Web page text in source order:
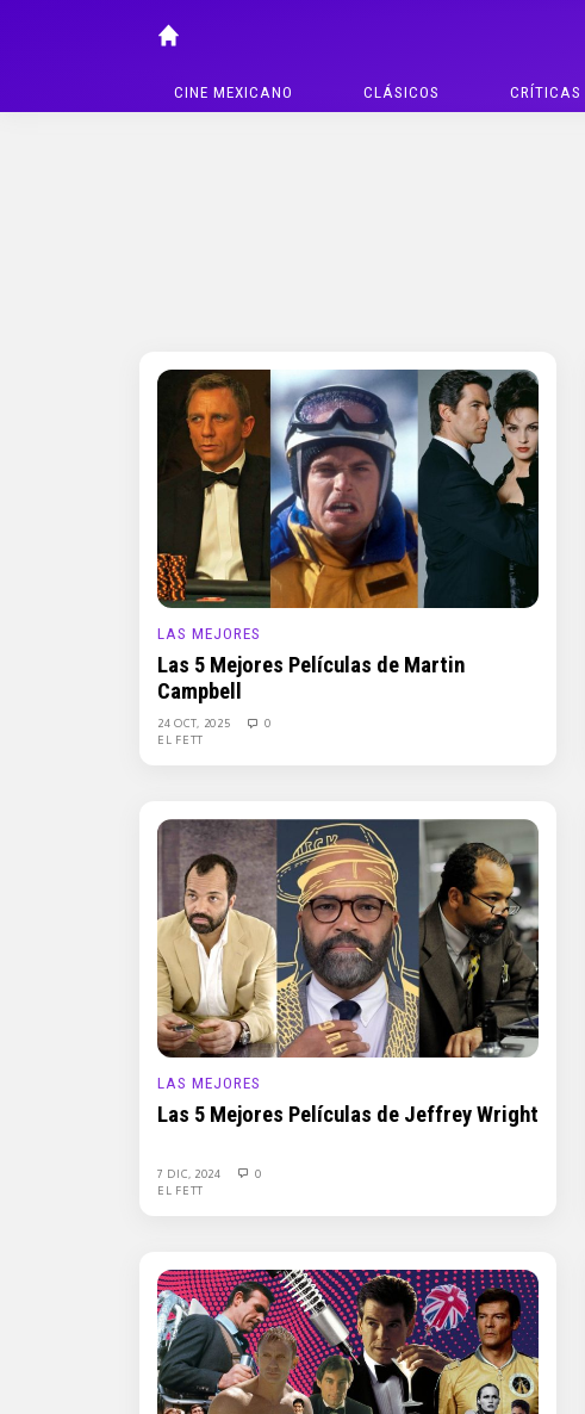
CINE MEXICANO CLÁSICOS CRÍTICAS
LAS MEJORES
Las 5 Mejores Películas de Martin
Campbell
24 OCT, 2025
0
EL FETT
LAS MEJORES
Las 5 Mejores Películas de Jeffrey Wright
7 DIC, 2024
0
EL FETT